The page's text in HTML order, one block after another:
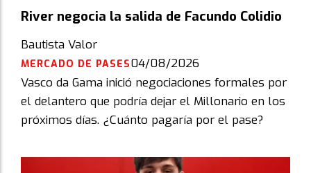
River negocia la salida de Facundo Colidio
Bautista Valor
MERCADO DE PASES04/08/2026
Vasco da Gama inició negociaciones formales por
el delantero que podría dejar el Millonario en los
próximos días. ¿Cuánto pagaría por el pase?